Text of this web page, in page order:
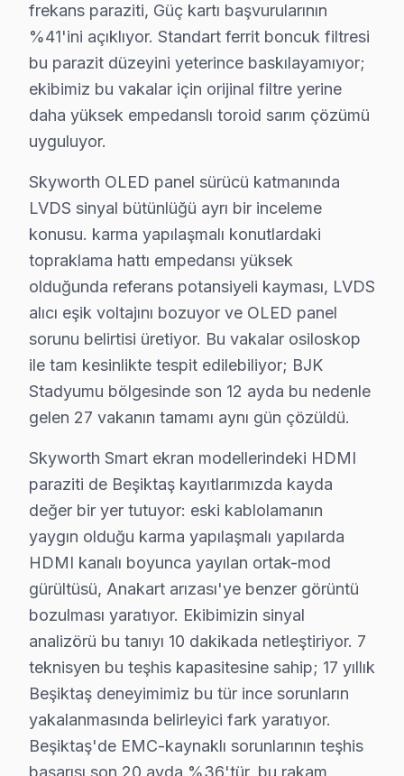
Levazım'da Skyworth TV Servisi
Levazım Mahallesi, yoğun nüfusu ve merkezi
Levent'te Skyworth TV Servisi
Levent Mahallesi, modern yaşam alanları ve geniş
Mecidiye'de Skyworth TV Servisi
Mecidiye Mahallesi, hem tarihi hem de modern
Muradiye'de Skyworth TV Servisi
Muradiye Mahallesi, sakin atmosferi ile bilinmektedir.
Nisbetiye'de Skyworth TV Servisi
Nisbetiye Mahallesi, dinamik bir yaşam alanı sunar.
Ortaköy'de Skyworth TV Servisi
Ortaköy Mahallesi, Boğaziçi'nin güzellikleriyle çevrili
Sinanpaşa'da Skyworth TV Servisi
Sinanpaşa Mahallesi, yoğun bir ticaret merkezine ev
Türkali'de Skyworth TV Servisi
Türkali Mahallesi, sakin bir yaşam alanı sunar ve
Ulus'ta Skyworth TV Servisi
Ulus Mahallesi, tarihi ve kültürel zenginlikleri ile
Vişnezade'de Skyworth TV Servisi
Vişnezade Mahallesi, sakin bir çevre sunar ve yerel
Yıldız'da Skyworth TV Servisi
frekans paraziti, Güç kartı başvurularının
%41'ini açıklıyor. Standart ferrit boncuk filtresi
bu parazit düzeyini yeterince baskılayamıyor;
ekibimiz bu vakalar için orijinal filtre yerine
daha yüksek empedanslı toroid sarım çözümü
uyguluyor.
Skyworth OLED panel sürücü katmanında
LVDS sinyal bütünlüğü ayrı bir inceleme
konusu. karma yapılaşmalı konutlardaki
topraklama hattı empedansı yüksek
olduğunda referans potansiyeli kayması, LVDS
alıcı eşik voltajını bozuyor ve OLED panel
sorunu belirtisi üretiyor. Bu vakalar osiloskop
ile tam kesinlikte tespit edilebiliyor; BJK
Stadyumu bölgesinde son 12 ayda bu nedenle
gelen 27 vakanın tamamı aynı gün çözüldü.
Skyworth Smart ekran modellerindeki HDMI
paraziti de Beşiktaş kayıtlarımızda kayda
değer bir yer tutuyor: eski kablolamanın
yaygın olduğu karma yapılaşmalı yapılarda
HDMI kanalı boyunca yayılan ortak-mod
gürültüsü, Anakart arızası'ye benzer görüntü
bozulması yaratıyor. Ekibimizin sinyal
analizörü bu tanıyı 10 dakikada netleştiriyor. 7
teknisyen bu teşhis kapasitesine sahip; 17 yıllık
Beşiktaş deneyimimiz bu tür ince sorunların
yakalanmasında belirleyici fark yaratıyor.
Beşiktaş'de EMC-kaynaklı sorunlarının teşhis